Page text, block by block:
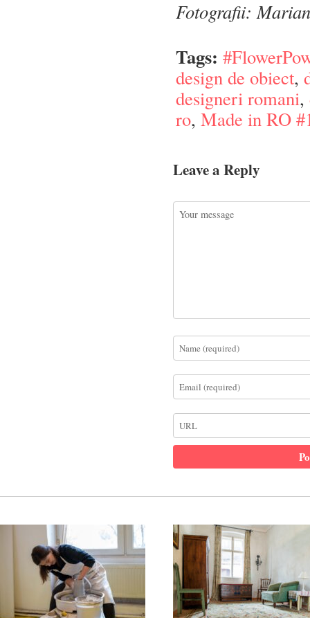
Fotografii:
Tags:
design de obiect,
designeri romani,
ro, Made in RO
Leave a Reply